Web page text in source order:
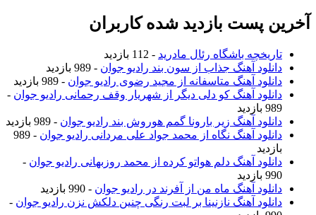
پست بازدید شده کاربران
تاریخچه باشگاه رئال مادرید- 112 بازدید
دانلود آهنگ جذاب از سون بند رادیو جوان- 989 بازدید
دانلود آهنگ متاسفانه از مجید رضوی رادیو جوان- 989 بازدید
دانلود آهنگ کو دلی دیگر از شهریار وقف رحمانی رادیو جوان-
989 بازدید
دانلود آهنگ زیر بارونا گمم هوروش بند رادیو جوان- 989 بازدید
دانلود آهنگ نگاه از محمد جواد علی مردانی رادیو جوان
- 989
بازدید
دانلود آهنگ دلم هواتو کرده از محمد روزبهانی رادیو جوان-
990 بازدید
دانلود آهنگ ماه من از آفرند در رادیو جوان- 990 بازدید
دانلود آهنگ نازنینا بر لبت رنگی چنین دلکش نزن رادیو جوان-